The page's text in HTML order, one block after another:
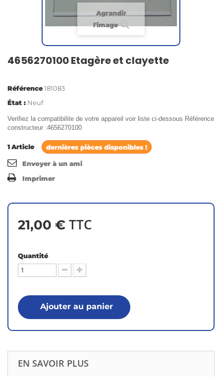
Agrandir
l'image
4656270100 Etagère et clayette
Référence181083
État : Neuf
Verifiez la compatibilite de votre appareil voir liste ci-dessous Référence
constructeur :4656270100
1Article dernières pièces disponibles !
Envoyer à un ami
Imprimer
21,00 € TTC
Quantité
Ajouter au panier
EN SAVOIR PLUS